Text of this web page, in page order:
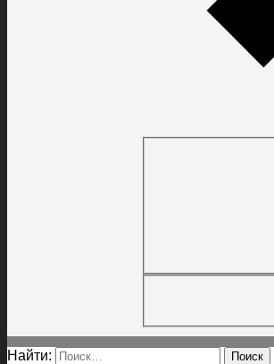
Найти: